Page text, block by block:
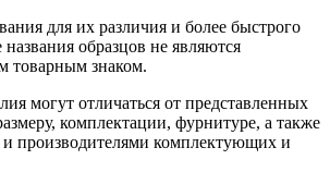
для их различия и более быстрого
названия образцов не являются
товарным знаком.
могут отличаться от представленных
комплектации, фурнитуре, а также
производителями комплектующих и